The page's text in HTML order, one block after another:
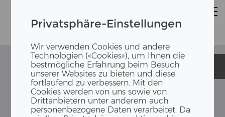
Privatsphäre-Einstellungen
Wir verwenden Cookies und andere
Technologien («Cookies»), um Ihnen die
bestmögliche Erfahrung beim Besuch
unserer Websites zu bieten und diese
fortlaufend zu verbessern. Mit den
Cookies werden von uns sowie von
Drittanbietern unter anderem auch
personenbezogene Daten verarbeitet. Da
Klosterfiechten
Klosterfiechten